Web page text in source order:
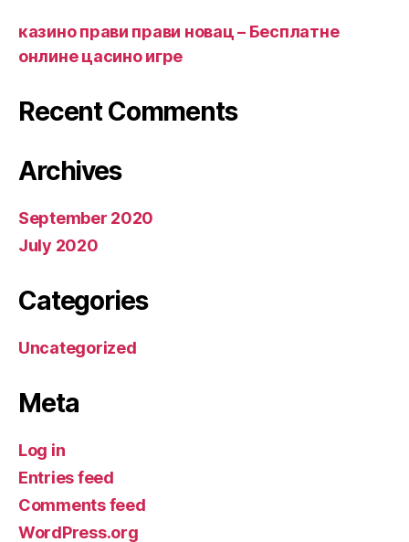
казино прави прави новац – Бесплатне
онлине цасино игре
Recent Comments
Archives
September 2020
July 2020
Categories
Uncategorized
Meta
Log in
Entries feed
Comments feed
WordPress.org